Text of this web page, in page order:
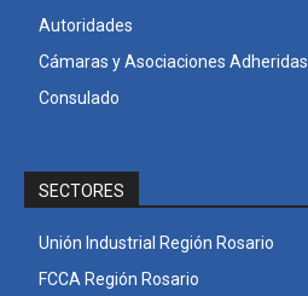
Autoridades
Cámaras y Asociaciones Adheridas
Consulado
SECTORES
Unión Industrial Región Rosario
FCCA Región Rosario